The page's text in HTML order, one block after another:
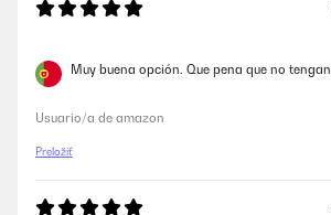
Muy buena opción. Que pena que no
Usuario/a de amazon
Preložiť